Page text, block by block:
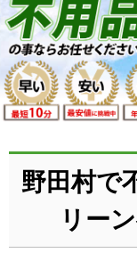
野田村で
リー